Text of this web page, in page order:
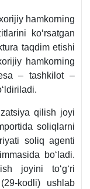
hamkorning
koʻrsatgan
taqdim etishi
hamkorning
– tashkilot –
qilish joyi
soliqlarni
soliq agenti
boʻladi.
joyini toʻgʻri
kodli) ushlab